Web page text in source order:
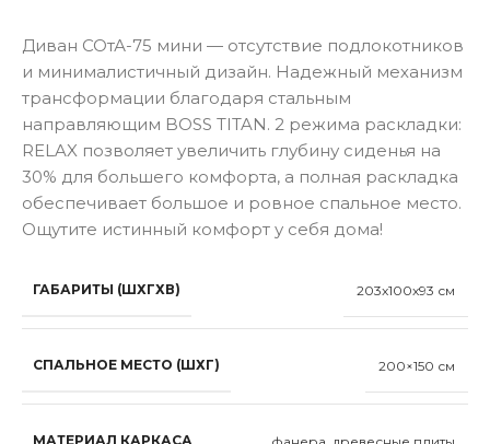
Диван СОтА-75 мини — отсутствие подлокотников
и минималистичный дизайн. Надежный механизм
трансформации благодаря стальным
направляющим BOSS TITAN. 2 режима раскладки:
RELAX позволяет увеличить глубину сиденья на
30% для большего комфорта, а полная раскладка
обеспечивает большое и ровное спальное место.
Ощутите истинный комфорт у себя дома!
ГАБАРИТЫ (ШХГХВ) 203x100x93 см
СПАЛЬНОЕ МЕСТО (ШХГ) 200×150 см
МАТЕРИАЛ КАРКАСА